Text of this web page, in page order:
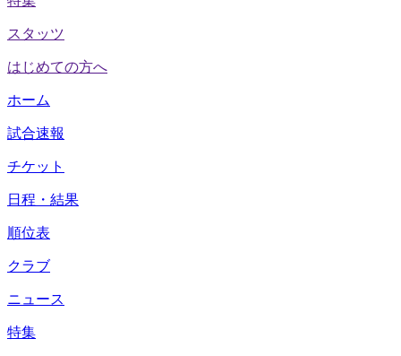
スタッツ
はじめての方へ
ホーム
試合速報
チケット
日程・結果
順位表
クラブ
ニュース
特集